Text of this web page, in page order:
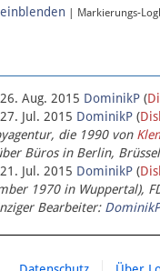
einblenden | Markierungs-
Aug. 2015 DominikP (
Jul. 2015 DominikP (
die 1990 von
Büros in Berlin,
Jul. 2015 DominikP (
1970 in Wuppertal),
Bearbeiter: DominikP